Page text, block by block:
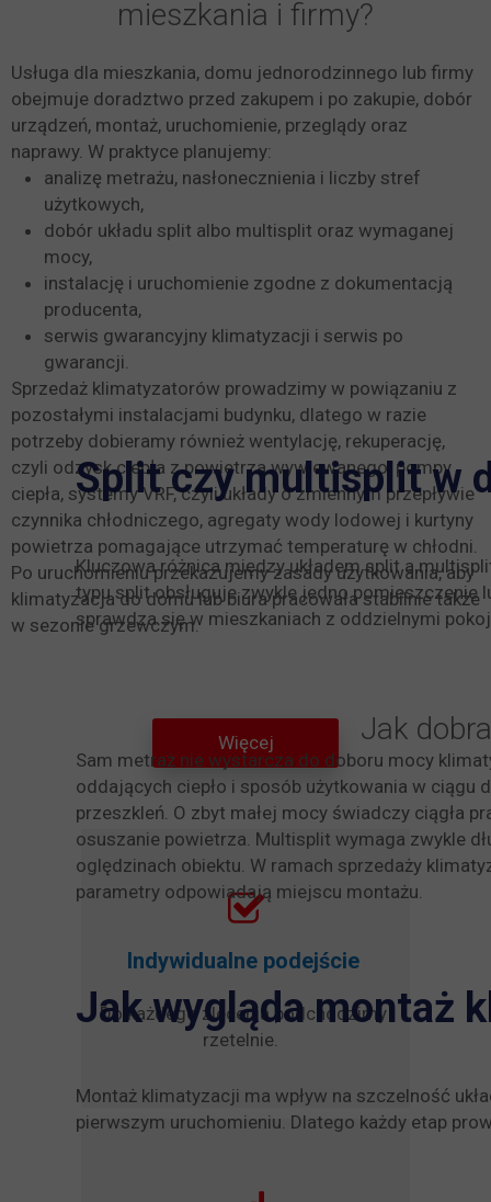
Split czy multisplit w
Kluczowa różnica między układem split a
typu split obsługuje zwykle jedno pomieszczenie
sprawdza się w mieszkaniach z oddzielnymi
Jak
Sam metraż nie wystarcza do doboru mocy
oddających ciepło i sposób użytkowania w ciągu
przeszkleń. O zbyt małej mocy świadczy ciągła
osuszanie powietrza. Multisplit wymaga zwykle
oględzinach obiektu. W ramach sprzedaży
parametry odpowiadają miejscu montażu.
Jak wygląda montaż
Montaż klimatyzacji ma wpływ na szczelność
pierwszym uruchomieniu. Dlatego każdy etap
mieszkania i firmy?
Usługa dla mieszkania, domu jednorodzinnego lub firmy
obejmuje doradztwo przed zakupem i po zakupie, dobór
urządzeń, montaż, uruchomienie, przeglądy oraz
naprawy. W praktyce planujemy:
analizę metrażu, nasłonecznienia i liczby stref
użytkowych,
dobór układu split albo multisplit oraz wymaganej
mocy,
instalację i uruchomienie zgodne z dokumentacją
producenta,
serwis gwarancyjny klimatyzacji i serwis po
gwarancji.
Sprzedaż klimatyzatorów prowadzimy w powiązaniu z
pozostałymi instalacjami budynku, dlatego w razie
potrzeby dobieramy również wentylację, rekuperację,
czyli odzysk ciepła z powietrza wywiewanego, pompy
ciepła, systemy VRF, czyli układy o zmiennym przepływie
czynnika chłodniczego, agregaty wody lodowej i kurtyny
powietrza pomagające utrzymać temperaturę w chłodni.
Po uruchomieniu przekazujemy zasady użytkowania, aby
klimatyzacja do domu lub biura pracowała stabilnie także
w sezonie grzewczym.
Więcej
Indywidualne podejście
Do każdego zlecenia podchodzimy
rzetelnie.